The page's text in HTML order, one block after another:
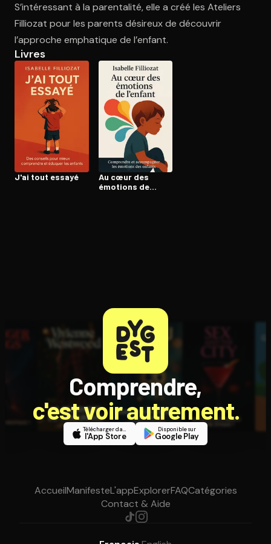
Ouvre l'app Appareil photo, pointe sur le code. C'est gratuit à
S’intéressant à la parentalité, elle a créé les Ateliers
Filliozat pour les parents désireux de découvrir
l’approche emphatique de l’enfant.
Livres
J'ai tout essayé
Au cœur des
émotions de
Comprendre,
c'est voir autrement.
Télécharger dans
l'App Store
Disponible sur
Google Play
AccueilManifesteL'appExplorerFAQCatégories
Contact & Aide